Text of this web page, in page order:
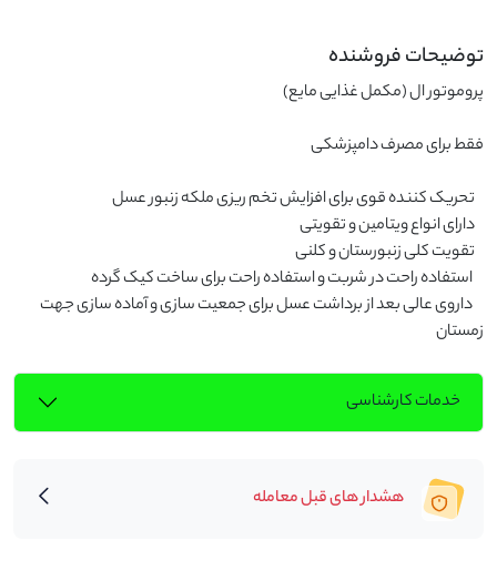
توضیحات فروشنده
زمستان
خدمات کارشناسی
هشدار های قبل معامله